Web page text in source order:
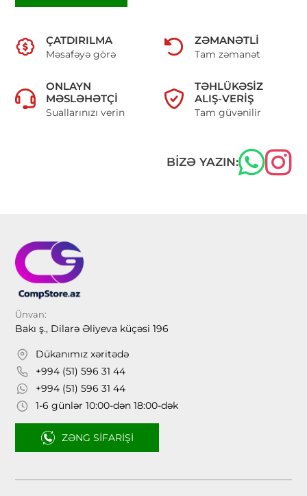
ÇATDIRILMA
Məsafəyə görə
ZƏMANƏTLI
Tam zəmanət
ONLAYN
MƏSLƏHƏTÇI
Suallarınızı verin
TƏHLÜKƏSIZ
ALIŞ-VERIŞ
Tam güvənilir
BIZƏ YAZIN:
Ünvan:
Bakı ş., Dilarə Əliyeva küçəsi 196
Dükanımız xəritədə
+994 (51) 596 31 44
+994 (51) 596 31 44
1-6 günlər 10:00-dən 18:00-dək
ZƏNG SIFARIŞI